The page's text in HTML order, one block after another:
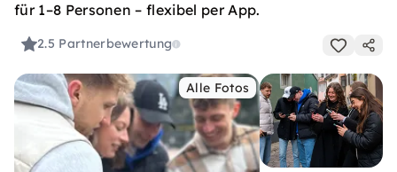
für 1–8 Personen – flexibel per App.
2.5 Partnerbewertung
Alle Fotos